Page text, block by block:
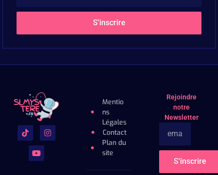
S'inscrire
Mentio
ns
Légales
Contact
Plan du
site
Rejoindre
notre
Newsletter
S'inscrire